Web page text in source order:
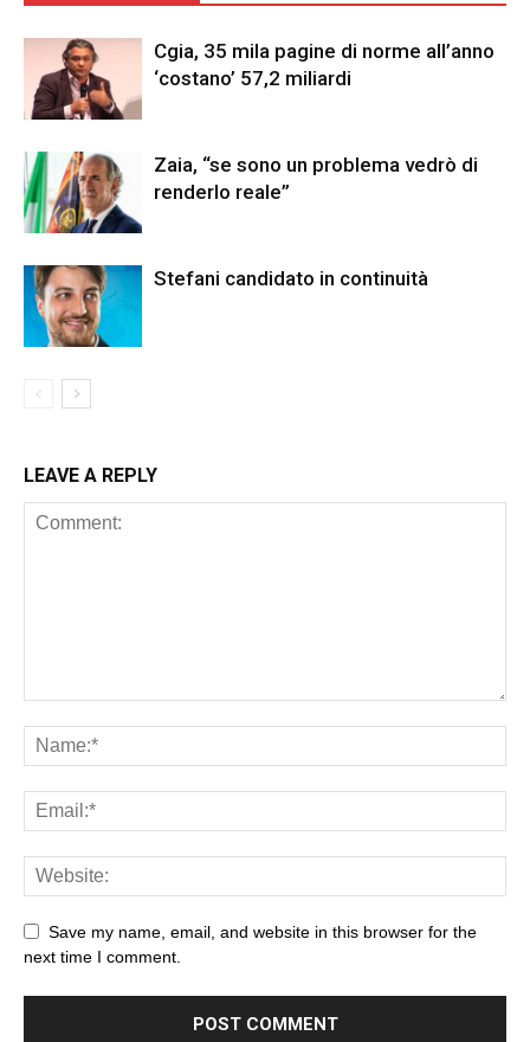
Cgia, 35 mila pagine di norme all’anno
‘costano’ 57,2 miliardi
Zaia, “se sono un problema vedrò di
renderlo reale”
Stefani candidato in continuità
LEAVE A REPLY
Save my name, email, and website in this browser for the
next time I comment.